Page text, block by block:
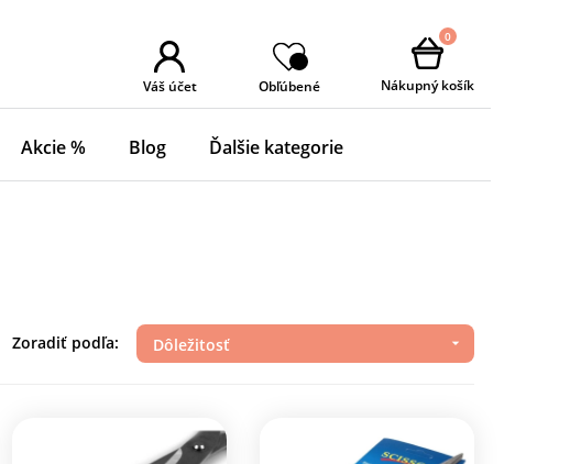
Váš účet
Obľúbené
0
Nákupný košík
Akcie % Blog Ďalšie kategorie
Zoradiť podľa: Dôležitosť 